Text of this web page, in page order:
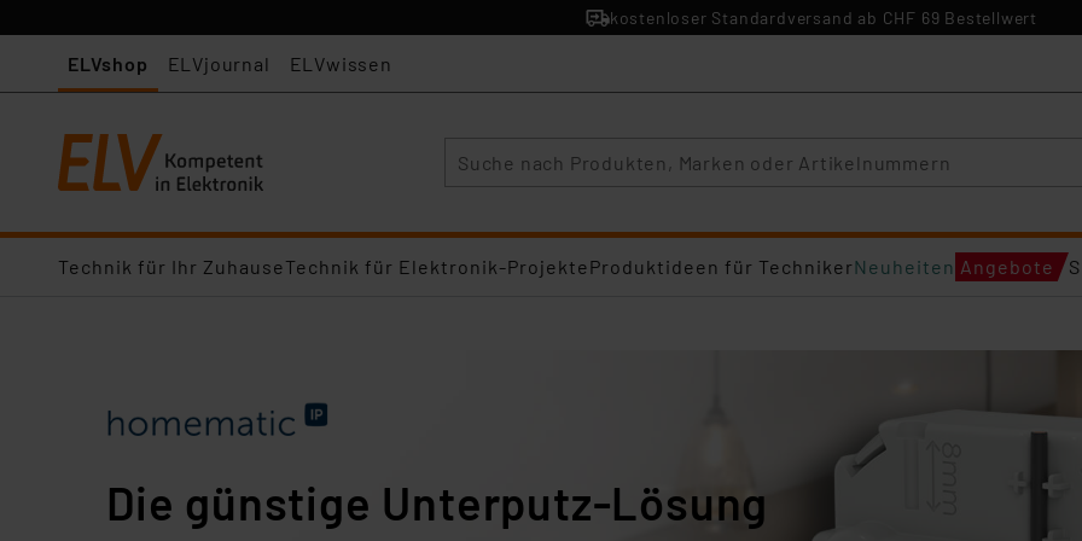
kostenloser Standardversand ab CHF 69 Bestellwert
ELVshop ELVjournal ELVwissen
Technik für Ihr ZuhauseTechnik für Elektronik-ProjekteProduktideen für TechnikerNeuheiten Angebote
Die günstige Unterputz-Lösung